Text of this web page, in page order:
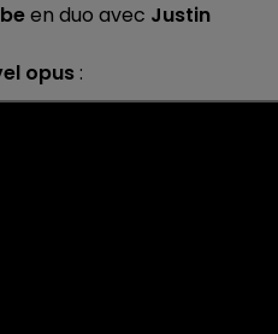
en duo avec Justin
opus :